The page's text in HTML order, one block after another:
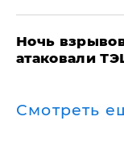
​Ночь
атаковали
Смотреть